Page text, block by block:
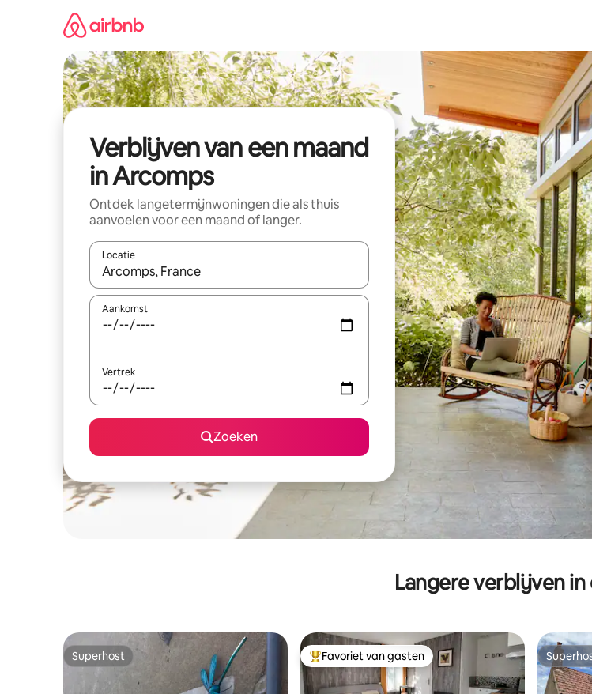
Verblijven van een maand
in Arcomps
Ontdek langetermijnwoningen die als thuis
aanvoelen voor een maand of langer.
Locatie
Wanneer er resultaten beschikbaar zijn, maak je een keuze met je de pijltjestoetsen omhoog en
Aankomst
Vertrek
Zoeken
Langere verblijven
Superhost
Superhost Topfavoriet van gasten
Favoriet van gasten